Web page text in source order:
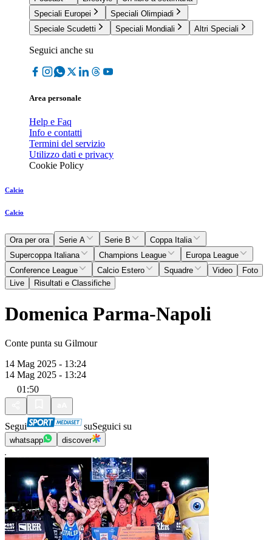
Speciali Europei
Speciali Olimpiadi
Speciale Scudetti
Speciali Mondiali Altri Speciali
Seguici anche su
Area personale
Help e Faq
Info e contatti
Termini del servizio
Utilizzo dati e privacy
Cookie Policy
Calcio
Calcio
Ora per ora Serie A Serie B
Coppa Italia
Supercoppa Italiana
Champions League
Europa League
Conference League
Calcio Estero Squadre Video
Foto
Live
Risultati e Classifiche
Domenica Parma-Napoli
Conte punta su Gilmour
14 Mag 2025 - 13:24
14 Mag 2025 - 13:24
01:50
Segui suSeguici su
whatsapp discover